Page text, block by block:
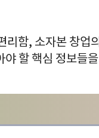
리함, 소자본 창업의
야 할 핵심 정보들을